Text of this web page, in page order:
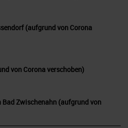
(aufgrund von Corona
von Corona verschoben)
Zwischenahn (aufgrund von